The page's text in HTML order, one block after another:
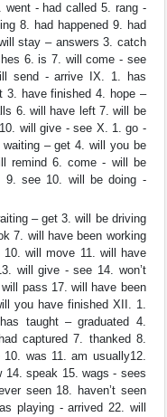
- had called 5. rang -
8. had happened 9. had
stay – answers 3. catch
6. is 7. will come - see
send - arrive IX. 1. has
3. have finished 4. hope –
6. will have left 7. will be
will give - see X. 1. go -
– get 4. will you be
remind 6. come - will be
9. see 10. will be doing -
– get 3. will be driving
7. will have been working
will move 11. will have
will give - see 14. won’t
pass 17. will have been
you have finished XII. 1.
taught – graduated 4.
captured 7. thanked 8.
was 11. am usually12.
14. speak 15. wags - sees
seen 18. haven’t seen
playing - arrived 22. will